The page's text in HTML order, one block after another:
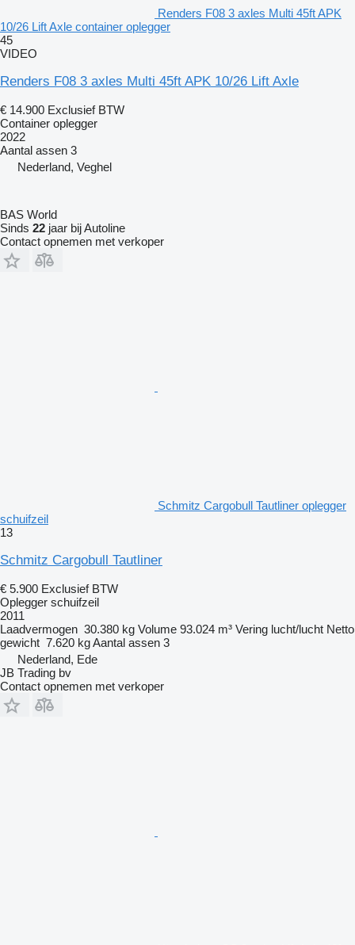
Renders F08 3 axles Multi 45ft APK
10/26 Lift Axle container oplegger
45
VIDEO
Renders F08 3 axles Multi 45ft APK 10/26 Lift Axle
€ 14.900 Exclusief BTW
Container oplegger
2022
Aantal assen 3
Nederland, Veghel
BAS World
Sinds 22 jaar bij Autoline
Contact opnemen met verkoper
Schmitz Cargobull Tautliner oplegger
schuifzeil
13
Schmitz Cargobull Tautliner
€ 5.900 Exclusief BTW
Oplegger schuifzeil
2011
Laadvermogen 30.380 kg Volume 93.024 m³ Vering lucht/lucht Netto
gewicht 7.620 kgAantal assen 3
Nederland, Ede
JB Trading bv
Contact opnemen met verkoper